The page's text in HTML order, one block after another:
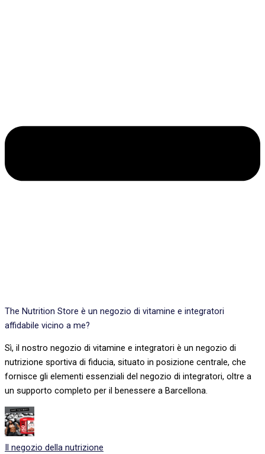
The Nutrition Store è un negozio di vitamine e integratori
affidabile vicino a me?
Sì, il nostro negozio di vitamine e integratori è un negozio di
nutrizione sportiva di fiducia, situato in posizione centrale, che
fornisce gli elementi essenziali del negozio di integratori, oltre a
un supporto completo per il benessere a Barcellona.
Il negozio della nutrizione